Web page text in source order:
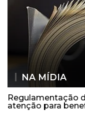
NA MÍDIA
Regulamentação
atenção para